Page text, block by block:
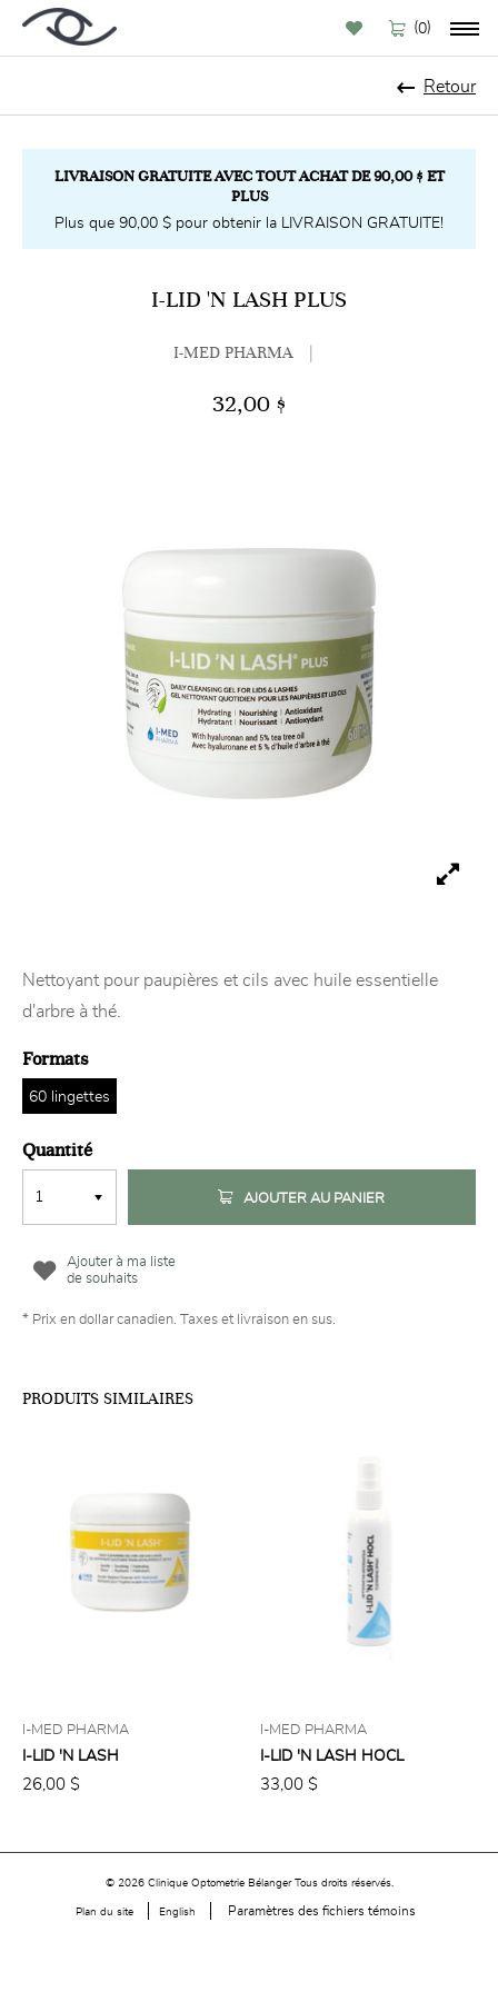
(0)
Retour
LIVRAISON GRATUITE AVEC TOUT ACHAT DE 90,00 $ ET
PLUS
Plus que 90,00 $ pour obtenir la LIVRAISON GRATUITE!
I-LID 'N LASH PLUS
I-MED PHARMA
32,00 $
Nettoyant pour paupières et cils avec huile essentielle
d'arbre à thé.
Formats
60 lingettes
Quantité
AJOUTER AU PANIER
Ajouter à ma liste
de souhaits
* Prix en dollar canadien. Taxes et livraison en sus.
PRODUITS SIMILAIRES
I-MED PHARMA
I-LID 'N LASH
26,00 $
I-MED PHARMA
I-LID 'N LASH HOCL
33,00 $
© 2026 Clinique Optometrie Bélanger Tous droits réservés.
Plan du site English Paramètres des fichiers témoins